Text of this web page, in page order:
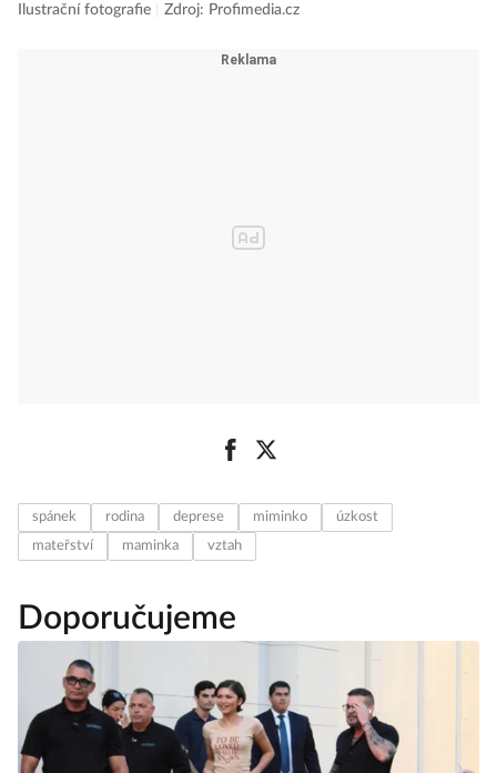
Ilustrační fotografie Zdroj: Profimedia.cz
spánek rodina deprese miminko
úzkost
mateřství
maminka vztah
Doporučujeme